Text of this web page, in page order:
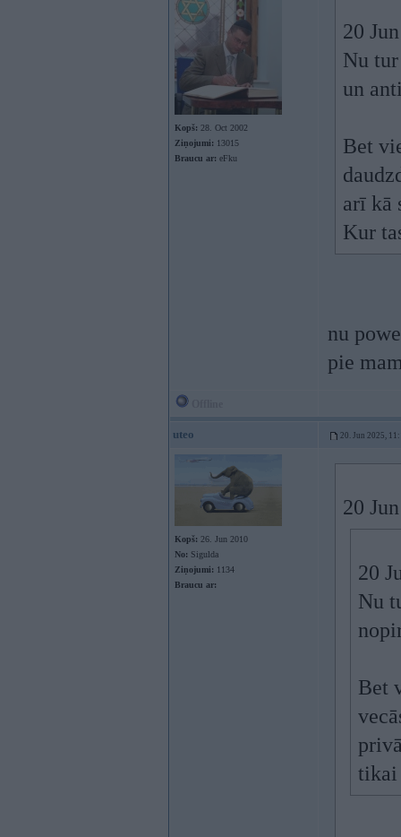
Kopš: 28. Oct 2002
Ziņojumi: 13015
Braucu ar: eFku
20
Nu
un
Bet
arī kā
Kur
nu
pie
uteo 20. Jun 2025,
Kopš: 26. Jun 2010
No: Sigulda
Ziņojumi: 1134
Braucu ar:
20
20
Nu
Bet
tikai